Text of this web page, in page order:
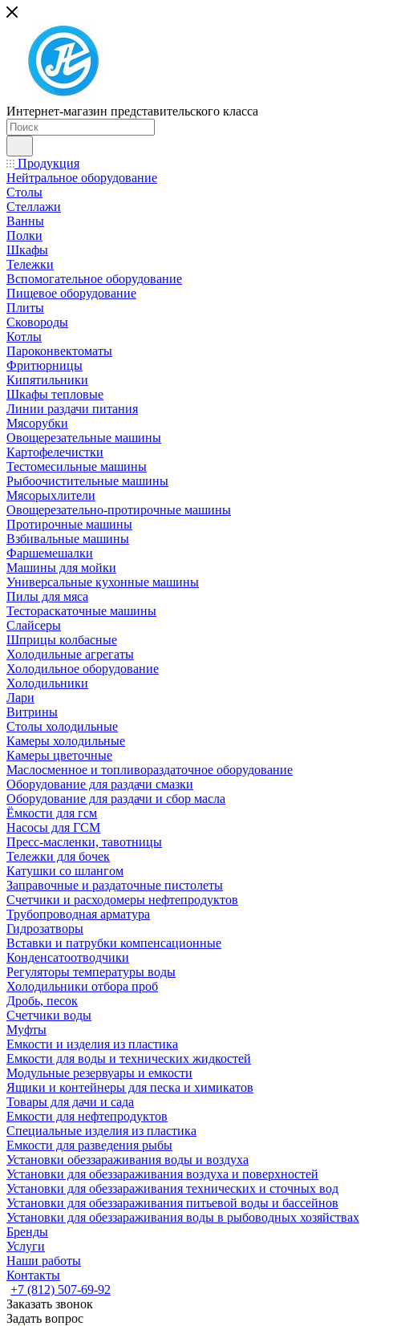
Интернет-магазин представительского класса
Продукция
Нейтральное оборудование
Столы
Стеллажи
Ванны
Полки
Шкафы
Тележки
Вспомогательное оборудование
Пищевое оборудование
Плиты
Сковороды
Котлы
Пароконвектоматы
Фритюрницы
Кипятильники
Шкафы тепловые
Линии раздачи питания
Мясорубки
Овощерезательные машины
Картофелечистки
Тестомесильные машины
Рыбоочистительные машины
Мясорыхлители
Овощерезательно-протирочные машины
Протирочные машины
Взбивальные машины
Фаршемешалки
Машины для мойки
Универсальные кухонные машины
Пилы для мяса
Тестораскаточные машины
Слайсеры
Шприцы колбасные
Холодильные агрегаты
Холодильное оборудование
Холодильники
Лари
Витрины
Столы холодильные
Камеры холодильные
Камеры цветочные
Маслосменное и топливораздаточное оборудование
Оборудование для раздачи смазки
Оборудование для раздачи и сбор масла
Ёмкости для гсм
Насосы для ГСМ
Пресс-масленки, тавотницы
Тележки для бочек
Катушки со шлангом
Заправочные и раздаточные пистолеты
Счетчики и расходомеры нефтепродуктов
Трубопроводная арматура
Гидрозатворы
Вставки и патрубки компенсационные
Конденсатоотводчики
Регуляторы температуры воды
Холодильники отбора проб
Дробь, песок
Счетчики воды
Муфты
Емкости и изделия из пластика
Емкости для воды и технических жидкостей
Модульные резервуары и емкости
Ящики и контейнеры для песка и химикатов
Товары для дачи и сада
Емкости для нефтепродуктов
Специальные изделия из пластика
Емкости для разведения рыбы
Установки обеззараживания воды и воздуха
Установки для обеззараживания воздуха и поверхностей
Установки для обеззараживания технических и сточных вод
Установки для обеззараживания питьевой воды и бассейнов
Установки для обеззараживания воды в рыбоводных хозяйствах
Бренды
Услуги
Наши работы
Контакты
+7 (812) 507-69-92
Заказать звонок
Задать вопрос